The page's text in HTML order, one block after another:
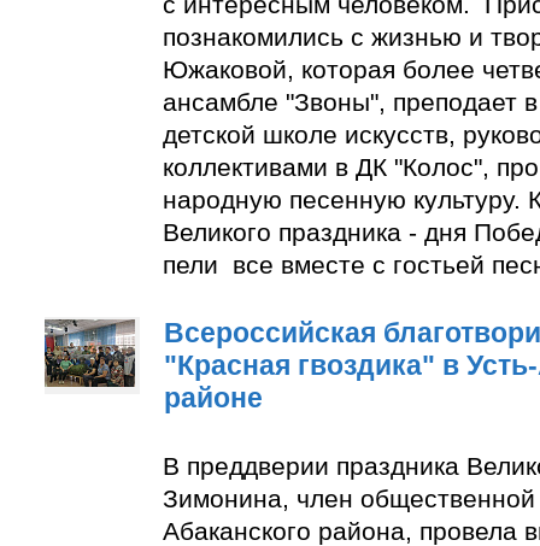
познакомились с жизнью и
Южаковой, которая более
ансамбле "Звоны", преподает
детской школе искусств,
коллективами в ДК "Колос",
народную песенную культуру.
Великого праздника - дня
пели все вместе с гостьей
Всероссийская
"Красная гвоздика" в
районе
В преддверии праздника
Зимонина, член общественной
Абаканского района, провела